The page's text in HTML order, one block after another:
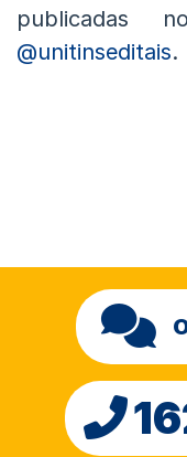
publicadas
@unitinseditais.